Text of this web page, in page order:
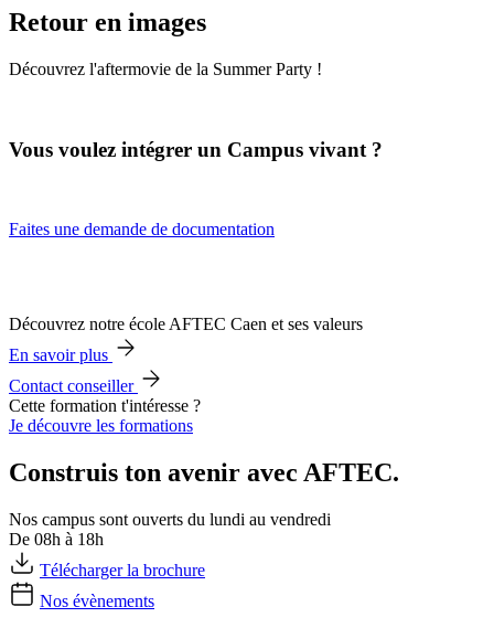
Retour en images
Découvrez l'aftermovie de la Summer Party !
Vous voulez intégrer un Campus vivant ?
Faites une demande de documentation
Découvrez notre école AFTEC Caen et ses valeurs
En savoir plus
Contact conseiller
Cette formation t'intéresse ?
Je découvre les formations
Construis ton avenir avec AFTEC.
Nos campus sont ouverts du lundi au vendredi
De 08h à 18h
Télécharger la brochure
Nos évènements